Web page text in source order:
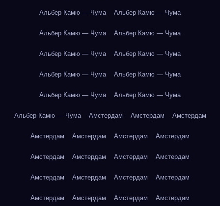
Альбер Камю — Чума Альбер Камю — Чума
Альбер Камю — Чума Альбер Камю — Чума
Альбер Камю — Чума Альбер Камю — Чума
Альбер Камю — Чума Альбер Камю — Чума
Альбер Камю — Чума Альбер Камю — Чума
Альбер Камю — Чума Амстердам Амстердам Амстердам
Амстердам Амстердам Амстердам Амстердам
Амстердам Амстердам Амстердам Амстердам
Амстердам Амстердам Амстердам Амстердам
Амстердам Амстердам Амстердам Амстердам